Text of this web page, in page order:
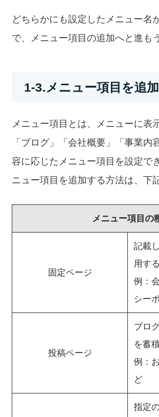
どちらかにも設定したメニュー名
で、メニュー項目の追加へと進もう
1-3.メニュー項目を追
メニュー項目とは、メニューに表
「ブログ」「会社概要」「事業内
容に応じたメニュー項目を設定で
ニュー項目を追加する方法は、下
メニュー項目の
固定ページ
記載
用す
例：
シー
投稿ページ
ブロ
を蓄
例：
ど
指定